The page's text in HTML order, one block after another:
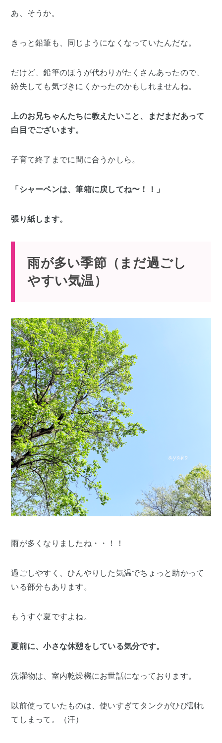
あ、そうか。
きっと鉛筆も、同じようになくなっていたんだな。
だけど、鉛筆のほうが代わりがたくさんあったので、
紛失しても気づきにくかったのかもしれませんね。
上のお兄ちゃんたちに教えたいこと、まだまだあって
白目でございます。
子育て終了までに間に合うかしら。
「シャーペンは、筆箱に戻してね〜！！」
張り紙します。
雨が多い季節（まだ過ごし
やすい気温）
雨が多くなりましたね・・！！
過ごしやすく、ひんやりした気温でちょっと助かって
いる部分もあります。
もうすぐ夏ですよね。
夏前に、小さな休憩をしている気分です。
洗濯物は、室内乾燥機にお世話になっております。
以前使っていたものは、使いすぎてタンクがひび割れ
てしまって。（汗）